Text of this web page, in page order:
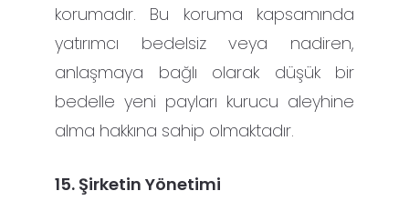
korumadır. Bu koruma kapsamında
yatırımcı bedelsiz veya nadiren,
anlaşmaya bağlı olarak düşük bir
bedelle yeni payları kurucu aleyhine
alma hakkına sahip olmaktadır.
15. Şirketin Yönetimi